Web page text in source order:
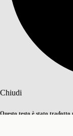
Chiudi
Questo testo è stato tradotto